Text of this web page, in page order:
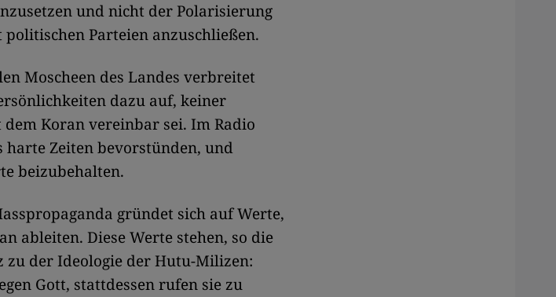
und nicht der Polarisierung
Parteien anzuschließen.
Moscheen des Landes verbreitet
dazu auf, keiner
Koran vereinbar sei. Im Radio
harte Zeiten bevorstünden, und
beizubehalten.
gründet sich auf Werte,
ableiten. Diese Werte stehen, so die
zu der Ideologie der Hutu-­Milizen:
Gott, stattdessen rufen sie zu